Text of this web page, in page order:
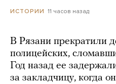
ИСТОРИИ 11 часов назад
В Рязани прекратили
полицейских,
Год назад ее
за закладчицу, когда